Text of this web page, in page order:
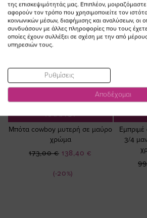
ΠΡΟΣΘΗΚΗ ΣΤΟ
ΚΑΛΑΘΙ
Μπότα cowboy μυτερή σε μαύρο
χρώμα
(-20%)
Ειδική
138,40 €
173,00 €
3/4
της επισκεψιμότητάς μας. Επιπλέον,
αφορούν τον τρόπο που χρησιμοποιείτε τον
κοινωνικών μέσων, διαφήμισης και αναλύσεων, οι
συνδυάσουν με άλλες πληροφορίες που τους
οποίες έχουν συλλέξει σε σχέση με την από
υπηρεσιών τους.
Ρυθμίσεις
Αποδέχομαι